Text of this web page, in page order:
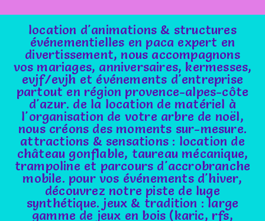
location d'animations & structures
événementielles en paca expert en
divertissement, nous accompagnons
vos mariages, anniversaires, kermesses,
evjf/evjh et événements d'entreprise
partout en région provence-alpes-côte
d'azur. de la location de matériel à
l'organisation de votre arbre de noël,
nous créons des moments sur-mesure.
attractions & sensations : location de
château gonflable, taureau mécanique,
trampoline et parcours d'accrobranche
mobile. pour vos événements d'hiver,
découvrez notre piste de luge
synthétique. jeux & tradition : large
gamme de jeux en bois (karic, rfs,